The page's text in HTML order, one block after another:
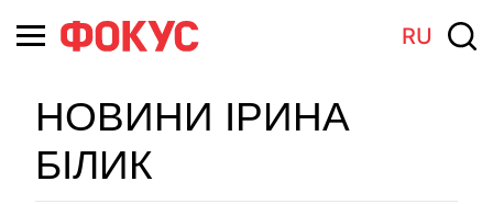
RU
НОВИНИ ІРИНА
БІЛИК